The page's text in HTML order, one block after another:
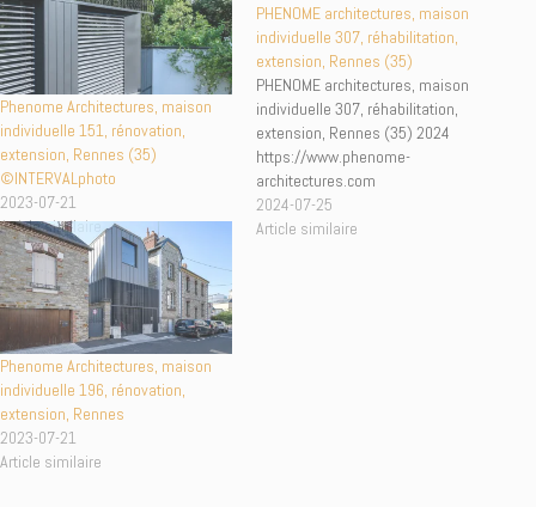
Phenome Architectures, maison
individuelle 151, rénovation,
extension, Rennes (35)
©INTERVALphoto
2023-07-21
Article similaire
PHENOME architectures, maison
individuelle 307, réhabilitation,
extension, Rennes (35)
PHENOME architectures, maison
individuelle 307, réhabilitation,
extension, Rennes (35) 2024
https://www.phenome-
architectures.com
2024-07-25
Article similaire
Phenome Architectures, maison
individuelle 196, rénovation,
extension, Rennes
2023-07-21
Article similaire